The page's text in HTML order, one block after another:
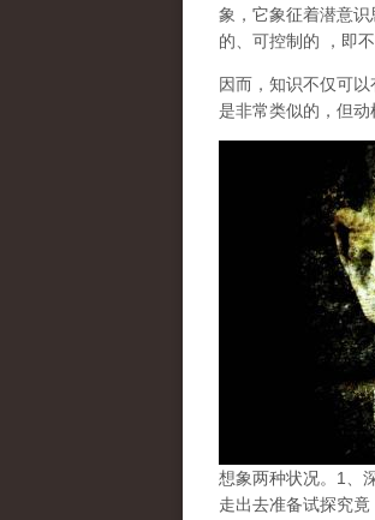
象，它象征着潜意
的、可控制的 ，即
因而，知识不仅可
是非常类似的，但动
想象两种状况。1、
走出去准备试探究